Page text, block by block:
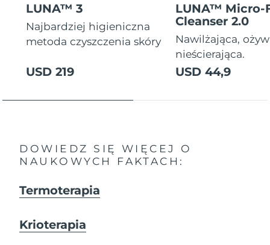
LUNA™ 3
Najbardziej higieniczna
metoda czyszczenia skóry
USD 219
LUNA™ Micro-
Cleanser 2.0
Nawilżająca,
nieścierająca.
USD 44,9
DOWIEDZ SIĘ WIĘCEJ O
NAUKOWYCH FAKTACH:
Termoterapia
Krioterapia